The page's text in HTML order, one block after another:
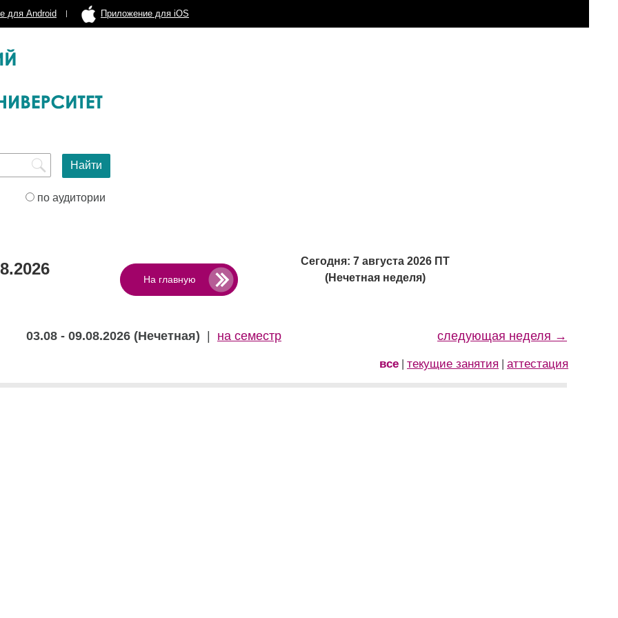
для Android Приложение для iOS
по аудитории
На главную
Сегодня: 7 августа 2026 ПТ
(Нечетная неделя)
03.08 - 09.08.2026 (Нечетная) на семестр следующая неделя →
все текущие занятия аттестация